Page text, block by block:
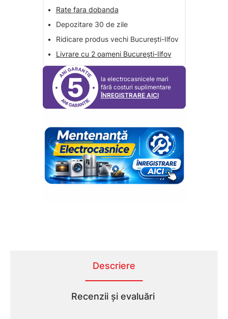
•
Rate fara dobanda
•
Depozitare 30 de zile
•
Ridicare produs vechi București-Ilfov
•
Livrare cu 2 oameni București-Ilfov
5
la electrocasnicele mari
fără costuri suplimentare
ÎNREGISTRARE AICI
Descriere
Recenzii și evaluări